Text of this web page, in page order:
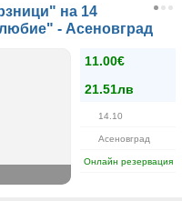
на 14
- Асеновград
11.00€
21.51лв
14.10
Асеновград
Онлайн резервация